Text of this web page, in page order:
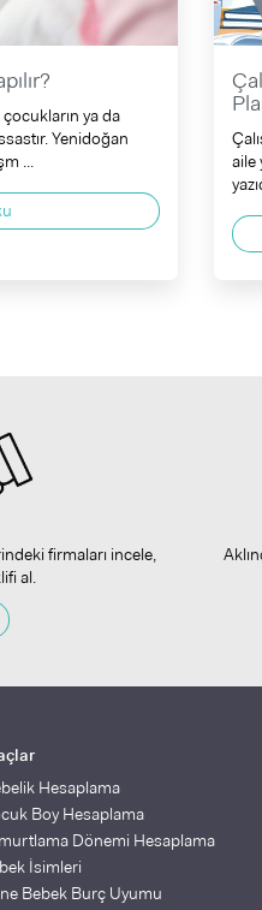
ya da
Yenidoğan
...
aile
firmaları incele,
al.
Hesaplama
Boy Hesaplama
Dönemi Hesaplama
İsimleri
Bebek Burç Uyumu